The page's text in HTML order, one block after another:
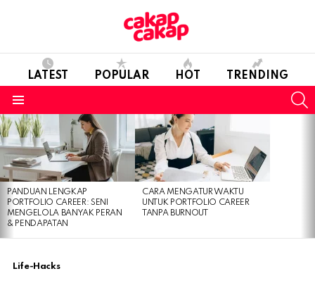
LATEST POPULAR HOT TRENDING
LATEST
STORIES
PANDUAN LENGKAP
PORTFOLIO CAREER: SENI
MENGELOLA BANYAK PERAN
& PENDAPATAN
CARA MENGATUR WAKTU
UNTUK PORTFOLIO CAREER
TANPA BURNOUT
Life-Hacks